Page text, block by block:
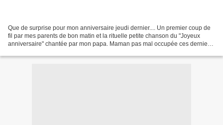
Que de surprise pour mon anniversaire jeudi dernier.... Un premier coup de
fil par mes parents de bon matin et la rituelle petite chanson du "Joyeux
anniversaire" chantée par mon papa. Maman pas mal occupée ces derniers